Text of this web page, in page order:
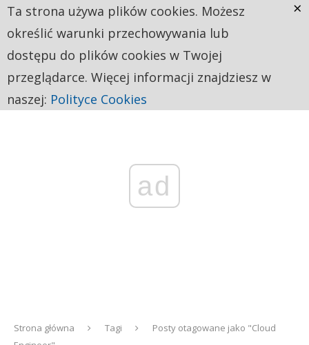
ad
Strona główna Tagi
Posty otagowane jako "Cloud
Ta strona używa plików cookies. Możesz
określić warunki przechowywania lub
dostępu do plików cookies w Twojej
przeglądarce. Więcej informacji znajdziesz w
naszej: Polityce Cookies
×